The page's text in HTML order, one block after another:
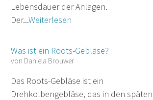
Lebensdauer der Anlagen.
Der...Weiterlesen
Was ist ein Roots-Gebläse?
von Daniela Brouwer
Das Roots-Gebläse ist ein
Drehkolbengebläse, das in den späten